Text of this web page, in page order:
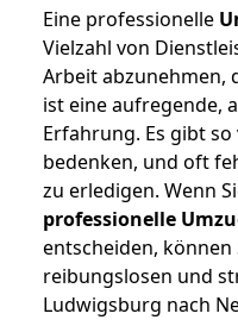
Eine professionelle
Vielzahl von
Arbeit abzunehmen,
ist eine aufregende,
Erfahrung. Es gibt so
bedenken, und oft
zu erledigen. Wenn
professionelle
entscheiden, können
reibungslosen und
Ludwigsburg nach